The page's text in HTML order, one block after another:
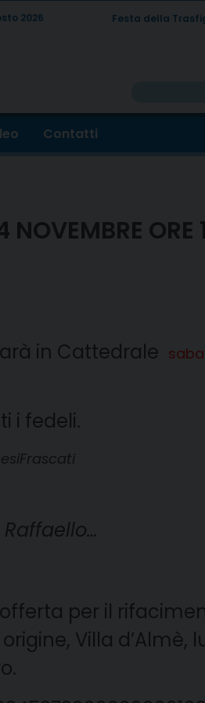
2026
Festa della
Contatti
ORE
in Cattedrale
i fedeli.
per il
Villa d’Almè,